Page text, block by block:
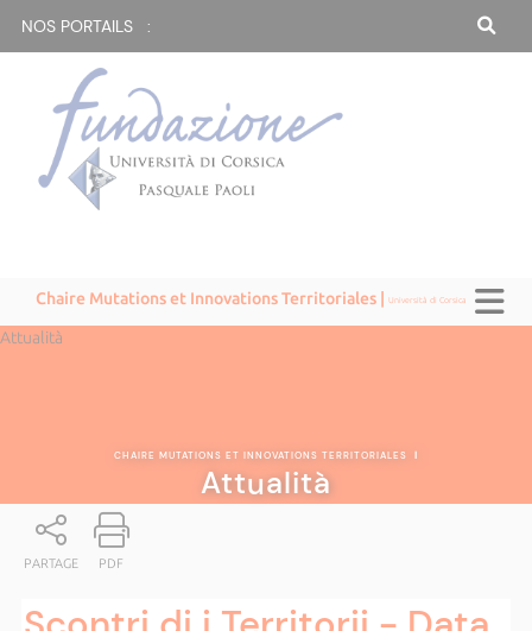
NOS PORTAILS :
Chaire Mutations et Innovations Territoriales |Università di Corsica
Attualità
CHAIRE MUTATIONS ET INNOVATIONS TERRITORIALES |
Attualità
PARTAGE PDF